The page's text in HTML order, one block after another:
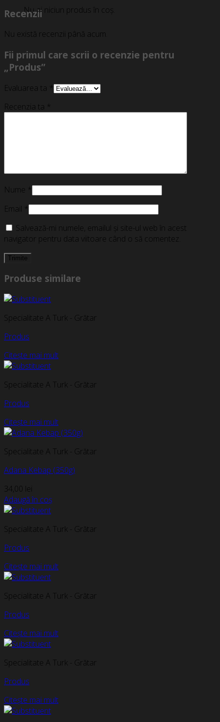
Nu ai niciun produs în coș.
Recenzii
Nu există recenzii până acum.
Fii primul care scrii o recenzie pentru
„Produs”
Evaluarea ta *
Recenzia ta *
Nume *
Email *
Salvează-mi numele, emailul și site-ul web în acest
navigator pentru data viitoare când o să comentez.
Produse similare
Specialitate A Turk - Grătar
Produs
Citește mai mult
Specialitate A Turk - Grătar
Produs
Citește mai mult
Specialitate A Turk - Grătar
Adana Kebap (350g)
34,00 lei
Adaugă în coș
Specialitate A Turk - Grătar
Produs
Citește mai mult
Specialitate A Turk - Grătar
Produs
Citește mai mult
Specialitate A Turk - Grătar
Produs
Citește mai mult